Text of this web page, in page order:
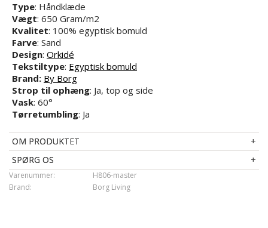
Type: Håndklæde
Vægt: 650 Gram/m2
Kvalitet: 100% egyptisk bomuld
Farve: Sand
Design: Orkidé
Tekstiltype: Egyptisk bomuld
Brand: By Borg
Strop til ophæng: Ja, top og side
Vask: 60°
Tørretumbling: Ja
OM PRODUKTET
SPØRG OS
H806-master
Varenummer:
Borg Living
Brand: